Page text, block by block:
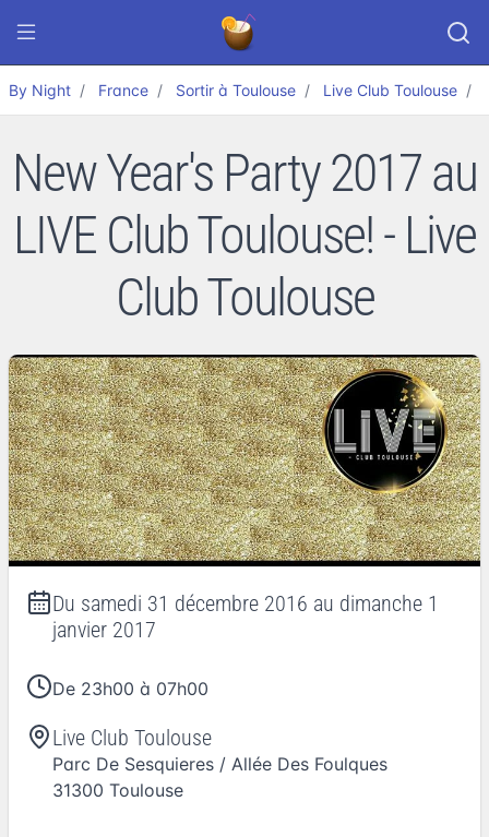
By Night France Sortir à Toulouse Live Club Toulouse
New Year's Party 2017 au
LIVE Club Toulouse! - Live
Club Toulouse
Du samedi 31 décembre 2016 au dimanche 1
janvier 2017
De 23h00 à 07h00
Live Club Toulouse
Parc De Sesquieres / Allée Des Foulques
31300 Toulouse